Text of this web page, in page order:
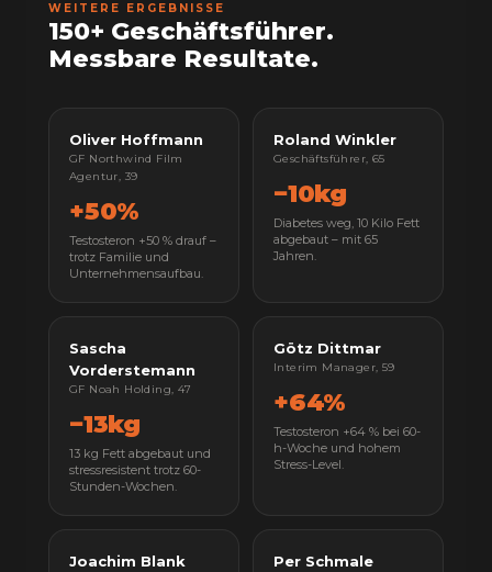
WEITERE ERGEBNISSE
150+ Geschäftsführer.
Messbare Resultate.
Oliver Hoffmann
GF Northwind Film
Agentur, 39
+50%
Testosteron +50 % drauf –
trotz Familie und
Unternehmensaufbau.
Roland Winkler
Geschäftsführer, 65
−10kg
Diabetes weg, 10 Kilo Fett
abgebaut – mit 65
Jahren.
Sascha
Vorderstemann
GF Noah Holding, 47
−13kg
13 kg Fett abgebaut und
stressresistent trotz 60-
Stunden-Wochen.
Götz Dittmar
Interim Manager, 59
+64%
Testosteron +64 % bei 60-
h-Woche und hohem
Stress-Level.
Joachim Blank Per Schmale